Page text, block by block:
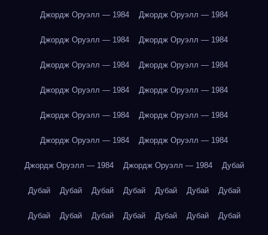
Джордж Оруэлл — 1984 Джордж Оруэлл — 1984
Джордж Оруэлл — 1984 Джордж Оруэлл — 1984
Джордж Оруэлл — 1984 Джордж Оруэлл — 1984
Джордж Оруэлл — 1984 Джордж Оруэлл — 1984
Джордж Оруэлл — 1984 Джордж Оруэлл — 1984
Джордж Оруэлл — 1984 Джордж Оруэлл — 1984
Джордж Оруэлл — 1984 Джордж Оруэлл — 1984 Дубай
Дубай Дубай Дубай Дубай Дубай Дубай Дубай
Дубай Дубай Дубай Дубай Дубай Дубай Дубай